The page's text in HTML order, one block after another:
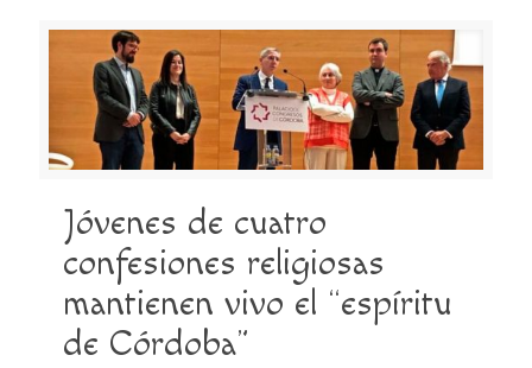
Jóvenes de cuatro
confesiones religiosas
mantienen vivo el “espíritu
de Córdoba”